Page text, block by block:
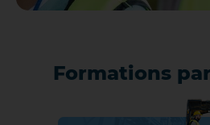
Formations